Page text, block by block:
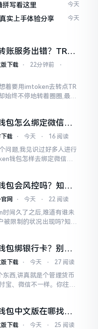
写看这里 今天
实上手体验分享 今天
账服务出错？TRX
慌，这几招试试
下载 ⋅ 22分钟前
⋅
着要用imtoken去转点TR
始终不停地转着圈圈,最终
包怎么绑定微信？
你失望
载 ⋅ 今天 ⋅ 16 阅读
问题,我见识过好多人进行
钱包怎样去绑定微信呢?
明晰
包会风控吗？知乎
不靠谱，老币民告
网 ⋅ 今天 ⋅ 22 阅读
间久了之后,难道有谁未
被限制的状况出现吗?知乎
包绑银行卡？别折
是这样的
下载 ⋅ 今天 ⋅ 27 阅读
西,讲真就是个管理货币
宝、微信不一样。你往里
包中文版在哪找？
坑
下载 ⋅ 今天 ⋅ 25 阅读